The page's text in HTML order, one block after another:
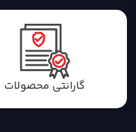
گارانتی محصولات